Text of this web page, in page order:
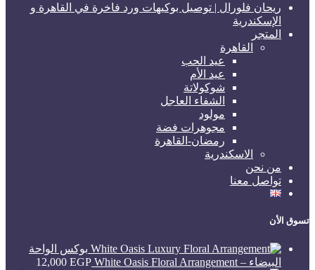
ريحان فلورال | توصيل بوكيهات ورد فاخرة في القاهرة و
الإسكندرية
المتجر
القاهرة
عيد الحب
عيد الأم
شوكولاتة
الشفاء العاجل
مولود
مجوهرات فضة
رمضان-القاهرة
الاسكندرية
من نحن
تواصل معنا
تسوق الأن
بوكس الواحة
البيضاء – White Oasis Floral Arrangement
12,000 EGP